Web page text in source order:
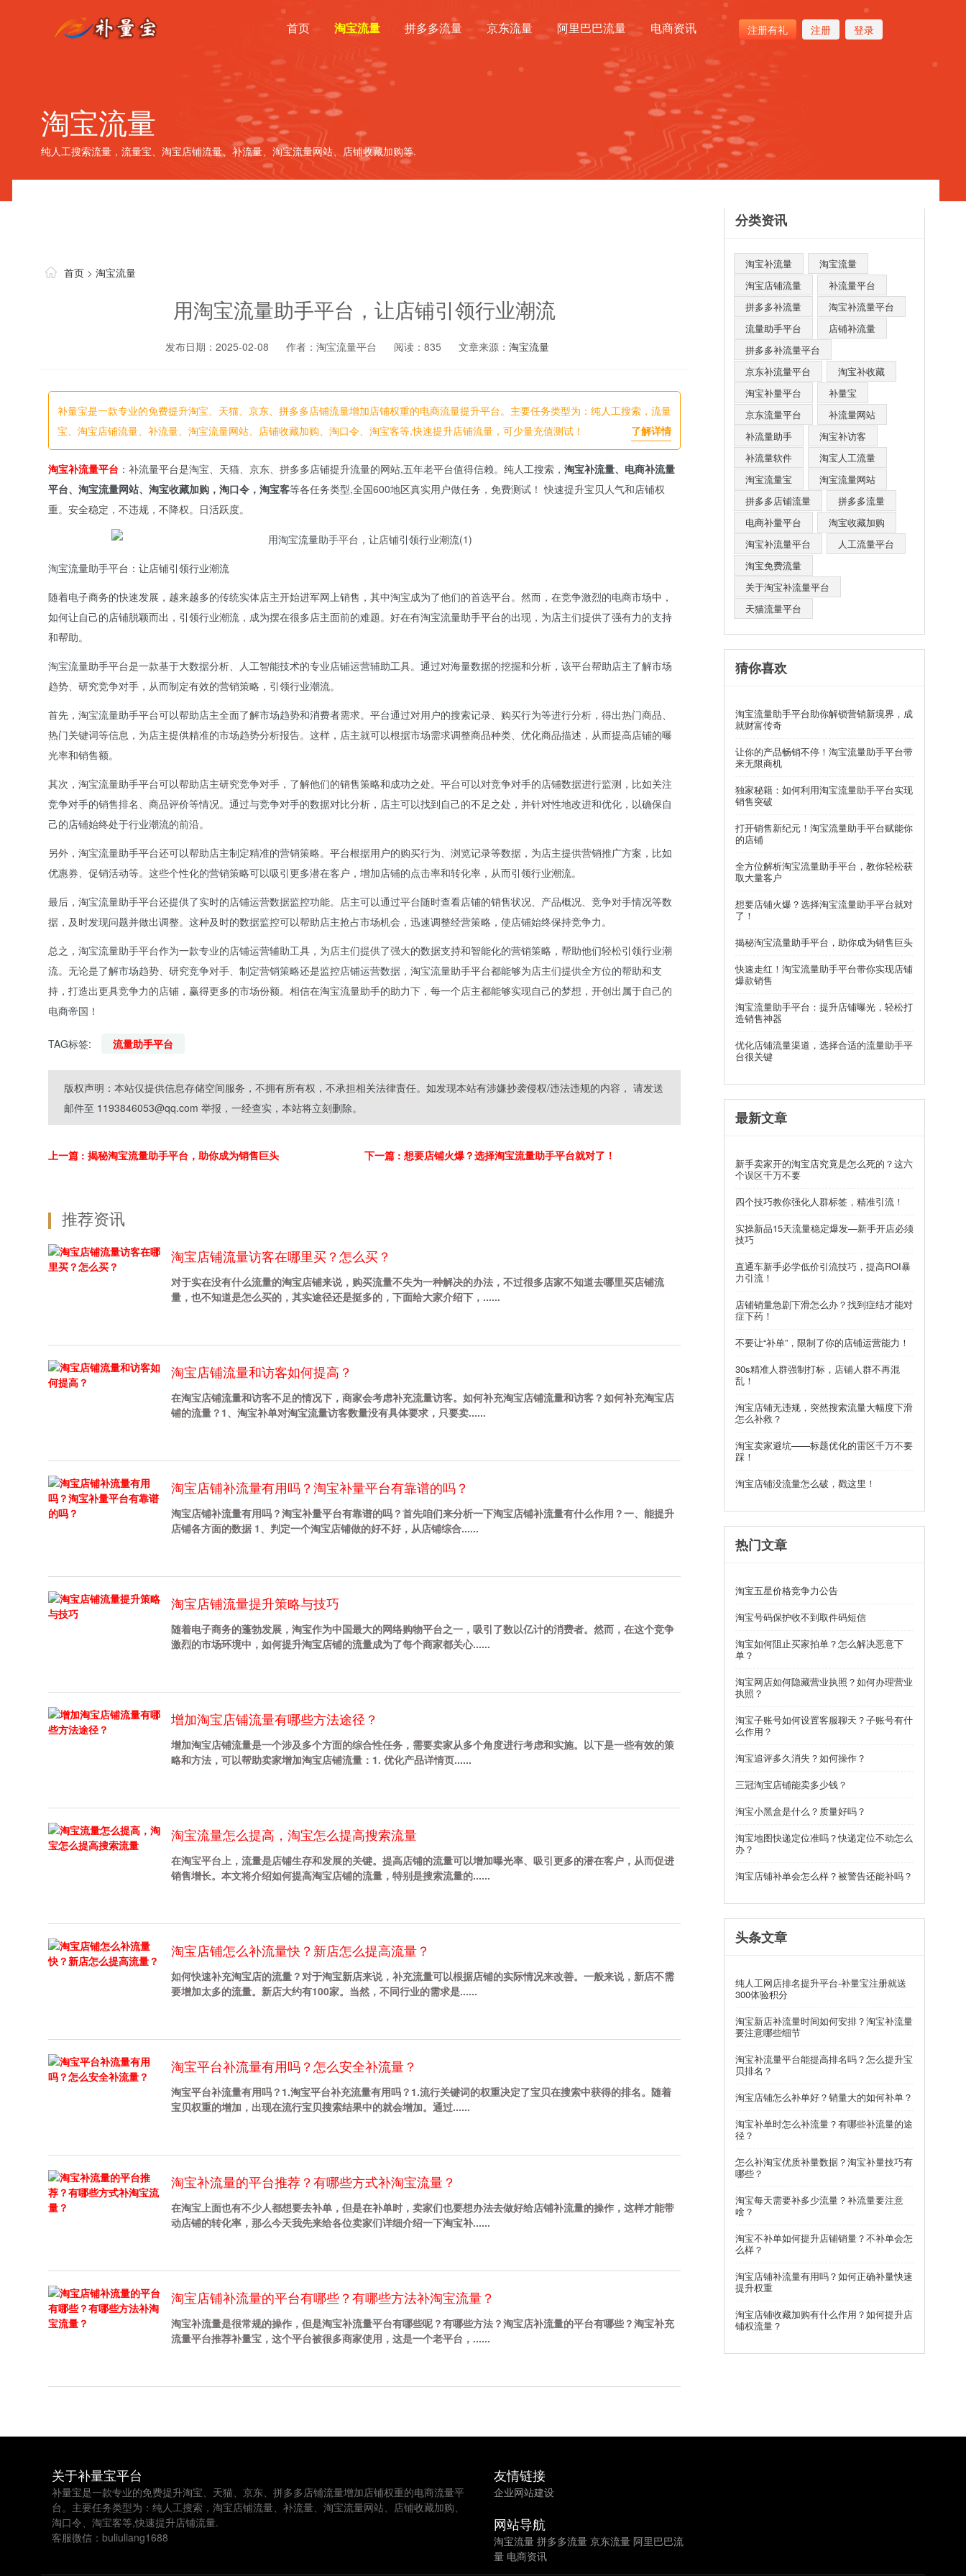
注册有礼 注册 登录
首页 淘宝流量 拼多多流量 京东流量 阿里巴巴流量 电商资讯
淘宝流量
纯人工搜索流量，流量宝、淘宝店铺流量、补流量、淘宝流量网站、店铺收藏加购等.
首页 > 淘宝流量
用淘宝流量助手平台，让店铺引领行业潮流
发布日期：2025-02-08 作者：淘宝流量平台 阅读： 835 文章来源： 淘宝流量
补量宝是一款专业的免费提升淘宝、天猫、京东、拼多多店铺流量增加店铺权重的电商流量提升平台。主要任务类型为：纯人工搜索，流量
宝、淘宝店铺流量、补流量、淘宝流量网站、店铺收藏加购、淘口令、淘宝客等,快速提升店铺流量，可少量充值测试！
了解详情
淘宝补流量平台 ：补流量平台是淘宝、天猫、京东、拼多多店铺提升流量的网站,五年老平台值得信赖。纯人工搜索， 淘宝补流量、电商补流量
平台、淘宝流量网站、淘宝收藏加购，淘口令，淘宝客等各任务类型,全国600地区真实用户做任务，免费测试！ 快速提升宝贝人气和店铺权
重。安全稳定，不违规，不降权。日活跃度。
淘宝流量助手平台：让店铺引领行业潮流
随着电子商务的快速发展，越来越多的传统实体店主开始进军网上销售，其中淘宝成为了他们的首选平台。然而，在竞争激烈的电商市场中，
如何让自己的店铺脱颖而出，引领行业潮流，成为摆在很多店主面前的难题。好在有淘宝流量助手平台的出现，为店主们提供了强有力的支持
和帮助。
淘宝流量助手平台是一款基于大数据分析、人工智能技术的专业店铺运营辅助工具。通过对海量数据的挖掘和分析，该平台帮助店主了解市场
趋势、研究竞争对手，从而制定有效的营销策略，引领行业潮流。
首先，淘宝流量助手平台可以帮助店主全面了解市场趋势和消费者需求。平台通过对用户的搜索记录、购买行为等进行分析，得出热门商品、
热门关键词等信息，为店主提供精准的市场趋势分析报告。这样，店主就可以根据市场需求调整商品种类、优化商品描述，从而提高店铺的曝
光率和销售额。
其次，淘宝流量助手平台可以帮助店主研究竞争对手，了解他们的销售策略和成功之处。平台可以对竞争对手的店铺数据进行监测，比如关注
竞争对手的销售排名、商品评价等情况。通过与竞争对手的数据对比分析，店主可以找到自己的不足之处，并针对性地改进和优化，以确保自
己的店铺始终处于行业潮流的前沿。
另外，淘宝流量助手平台还可以帮助店主制定精准的营销策略。平台根据用户的购买行为、浏览记录等数据，为店主提供营销推广方案，比如
优惠券、促销活动等。这些个性化的营销策略可以吸引更多潜在客户，增加店铺的点击率和转化率，从而引领行业潮流。
最后，淘宝流量助手平台还提供了实时的店铺运营数据监控功能。店主可以通过平台随时查看店铺的销售状况、产品概况、竞争对手情况等数
据，及时发现问题并做出调整。这种及时的数据监控可以帮助店主抢占市场机会，迅速调整经营策略，使店铺始终保持竞争力。
总之，淘宝流量助手平台作为一款专业的店铺运营辅助工具，为店主们提供了强大的数据支持和智能化的营销策略，帮助他们轻松引领行业潮
流。无论是了解市场趋势、研究竞争对手、制定营销策略还是监控店铺运营数据，淘宝流量助手平台都能够为店主们提供全方位的帮助和支
持，打造出更具竞争力的店铺，赢得更多的市场份额。相信在淘宝流量助手的助力下，每一个店主都能够实现自己的梦想，开创出属于自己的
电商帝国！
TAG标签: 流量助手平台
版权声明：本站仅提供信息存储空间服务，不拥有所有权，不承担相关法律责任。如发现本站有涉嫌抄袭侵权/违法违规的内容， 请发送
邮件至 1193846053@qq.com 举报，一经查实，本站将立刻删除。
上一篇 : 揭秘淘宝流量助手平台，助你成为销售巨头 下一篇 : 想要店铺火爆？选择淘宝流量助手平台就对了！
推荐资讯
淘宝店铺流量访客在哪里买？怎么买？
对于实在没有什么流量的淘宝店铺来说，购买流量不失为一种解决的办法，不过很多店家不知道去哪里买店铺流
量，也不知道是怎么买的，其实途径还是挺多的，下面给大家介绍下，......
淘宝店铺流量和访客如何提高？
在淘宝店铺流量和访客不足的情况下，商家会考虑补充流量访客。如何补充淘宝店铺流量和访客？如何补充淘宝店
铺的流量？1、淘宝补单对淘宝流量访客数量没有具体要求，只要卖......
淘宝店铺补流量有用吗？淘宝补量平台有靠谱的吗？
淘宝店铺补流量有用吗？淘宝补量平台有靠谱的吗？首先咱们来分析一下淘宝店铺补流量有什么作用？一、能提升
店铺各方面的数据 1、判定一个淘宝店铺做的好不好，从店铺综合......
淘宝店铺流量提升策略与技巧
随着电子商务的蓬勃发展，淘宝作为中国最大的网络购物平台之一，吸引了数以亿计的消费者。然而，在这个竞争
激烈的市场环境中，如何提升淘宝店铺的流量成为了每个商家都关心......
增加淘宝店铺流量有哪些方法途径？
增加淘宝店铺流量是一个涉及多个方面的综合性任务，需要卖家从多个角度进行考虑和实施。以下是一些有效的策
略和方法，可以帮助卖家增加淘宝店铺流量：1. 优化产品详情页......
淘宝流量怎么提高，淘宝怎么提高搜索流量
在淘宝平台上，流量是店铺生存和发展的关键。提高店铺的流量可以增加曝光率、吸引更多的潜在客户，从而促进
销售增长。本文将介绍如何提高淘宝店铺的流量，特别是搜索流量的......
淘宝店铺怎么补流量快？新店怎么提高流量？
如何快速补充淘宝店的流量？对于淘宝新店来说，补充流量可以根据店铺的实际情况来改善。一般来说，新店不需
要增加太多的流量。新店大约有100家。当然，不同行业的需求是......
淘宝平台补流量有用吗？怎么安全补流量？
淘宝平台补流量有用吗？1.淘宝平台补充流量有用吗？1.流行关键词的权重决定了宝贝在搜索中获得的排名。随着
宝贝权重的增加，出现在流行宝贝搜索结果中的就会增加。通过......
淘宝补流量的平台推荐？有哪些方式补淘宝流量？
在淘宝上面也有不少人都想要去补单，但是在补单时，卖家们也要想办法去做好给店铺补流量的操作，这样才能带
动店铺的转化率，那么今天我先来给各位卖家们详细介绍一下淘宝补......
淘宝店铺补流量的平台有哪些？有哪些方法补淘宝流量？
淘宝补流量是很常规的操作，但是淘宝补流量平台有哪些呢？有哪些方法？淘宝店补流量的平台有哪些？淘宝补充
流量平台推荐补量宝，这个平台被很多商家使用，这是一个老平台，......
分类资讯
淘宝补流量
淘宝流量
淘宝店铺流量
补流量平台
拼多多补流量
淘宝补流量平台​
流量助手平台
店铺补流量
拼多多补流量平台
京东补流量平台
淘宝补收藏
淘宝补量平台
补量宝
京东流量平台
补流量网站
补流量助手
淘宝补访客
补流量软件
淘宝人工流量
淘宝流量宝
淘宝流量网站
拼多多店铺流量
拼多多流量
电商补量平台
淘宝收藏加购
淘宝补流量平台
人工流量平台
淘宝免费流量
关于淘宝补流量平台
天猫流量平台
猜你喜欢
淘宝流量助手平台助你解锁营销新境界，成
就财富传奇
让你的产品畅销不停！淘宝流量助手平台带
来无限商机
独家秘籍：如何利用淘宝流量助手平台实现
销售突破
打开销售新纪元！淘宝流量助手平台赋能你
的店铺
全方位解析淘宝流量助手平台，教你轻松获
取大量客户
想要店铺火爆？选择淘宝流量助手平台就对
了！
揭秘淘宝流量助手平台，助你成为销售巨头
快速走红！淘宝流量助手平台带你实现店铺
爆款销售
淘宝流量助手平台：提升店铺曝光，轻松打
造销售神器
优化店铺流量渠道，选择合适的流量助手平
台很关键
最新文章
新手卖家开的淘宝店究竟是怎么死的？这六
个误区千万不要
四个技巧教你强化人群标签，精准引流！
实操新品15天流量稳定爆发—新手开店必须
技巧
直通车新手必学低价引流技巧，提高ROI暴
力引流！
店铺销量急剧下滑怎么办？找到症结才能对
症下药！
不要让“补单”，限制了你的店铺运营能力！
30s精准人群强制打标，店铺人群不再混
乱！
淘宝店铺无违规，突然搜索流量大幅度下滑
怎么补救？
淘宝卖家避坑——标题优化的雷区千万不要
踩！
淘宝店铺没流量怎么破，戳这里！
热门文章
淘宝五星价格竞争力公告
淘宝号码保护收不到取件码短信
淘宝如何阻止买家拍单？怎么解决恶意下
单？
淘宝网店如何隐藏营业执照？如何办理营业
执照？
淘宝子账号如何设置客服聊天？子账号有什
么作用？
淘宝追评多久消失？如何操作？
三冠淘宝店铺能卖多少钱？
淘宝小黑盒是什么？质量好吗？
淘宝地图快递定位准吗？快递定位不动怎么
办？
淘宝店铺补单会怎么样？被警告还能补吗？
头条文章
纯人工网店排名提升平台-补量宝注册就送
300体验积分
淘宝新店补流量时间如何安排？淘宝补流量
要注意哪些细节
淘宝补流量平台能提高排名吗？怎么提升宝
贝排名？
淘宝店铺怎么补单好？销量大的如何补单？
淘宝补单时怎么补流量？有哪些补流量的途
径？
怎么补淘宝优质补量数据？淘宝补量技巧有
哪些？
淘宝每天需要补多少流量？补流量要注意
啥？
淘宝不补单如何提升店铺销量？不补单会怎
么样？
淘宝店铺补流量有用吗？如何正确补量快速
提升权重
淘宝店铺收藏加购有什么作用？如何提升店
铺权流量？
关于补量宝平台
补量宝是一款专业的免费提升淘宝、天猫、京东、拼多多店铺流量增加店铺权重的电商流量平
台。主要任务类型为：纯人工搜索，淘宝店铺流量、补流量、淘宝流量网站、店铺收藏加购、
淘口令、淘宝客等,快速提升店铺流量.
客服微信：buliuliang1688
友情链接
企业网站建设
网站导航
淘宝流量 拼多多流量 京东流量 阿里巴巴流
量 电商资讯